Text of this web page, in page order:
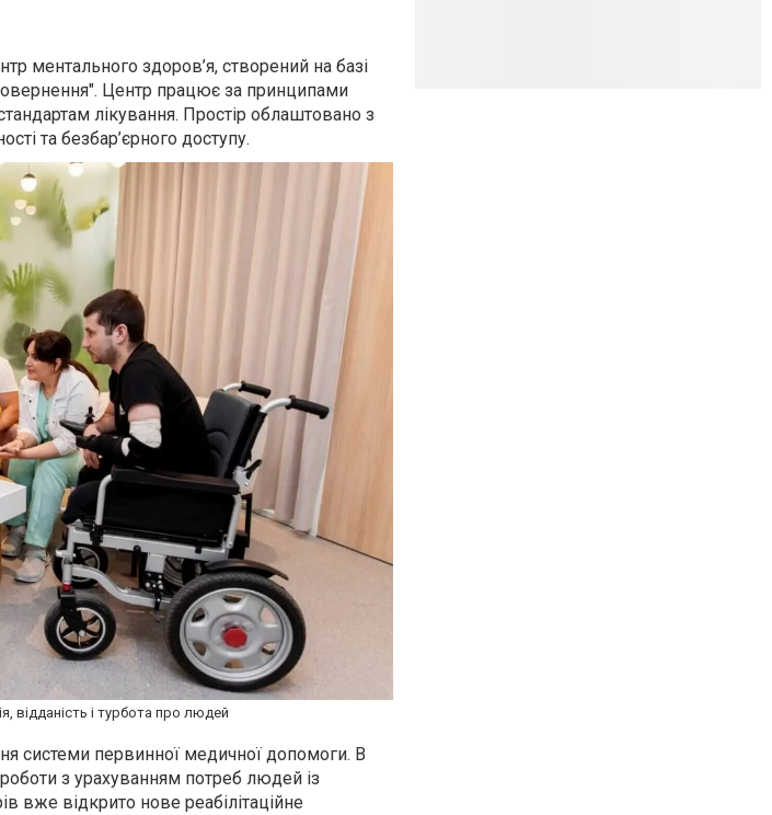
ментального здоров’я, створений на базі
Центр працює за принципами
лікування. Простір облаштовано з
та безбар’єрного доступу.
відданість і турбота про людей
системи первинної медичної допомоги. В
з урахуванням потреб людей із
вже відкрито нове реабілітаційне